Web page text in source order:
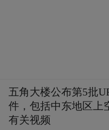
五角大楼公布第5批
件，包括中东地区上
有关视频